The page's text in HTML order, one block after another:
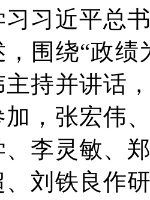
习近平总
围绕“政
持并讲话
，张宏伟
李灵敏、
、刘铁良作